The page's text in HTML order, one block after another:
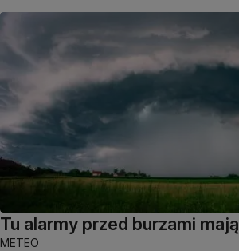
Tu alarmy przed burzami
METEO